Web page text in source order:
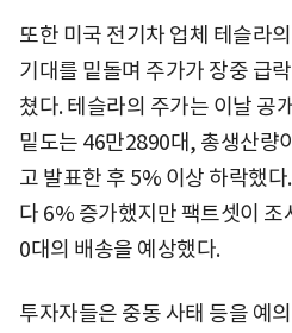
또한 미국 전기차 업체 테슬라
기대를 밑돌며 주가가 장중 급
쳤다. 테슬라의 주가는 이날 공
밑도는 46만2890대, 총생산량
고 발표한 후 5% 이상 하락했
다 6% 증가했지만 팩트셋이
0대의 배송을 예상했다.
투자자들은 중동 사태 등을 예